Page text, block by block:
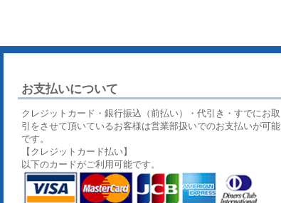
お支払いについて
クレジットカード・銀行振込（前払い）・代引き・すでにお取
引をさせて頂いているお客様は営業部扱いでのお支払いが可能
です。
【クレジットカード払い】
以下のカードがご利用可能です。